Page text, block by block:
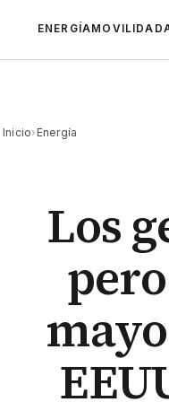
ENERGÍA MOVILIDAD
Inicio› Energía
Los